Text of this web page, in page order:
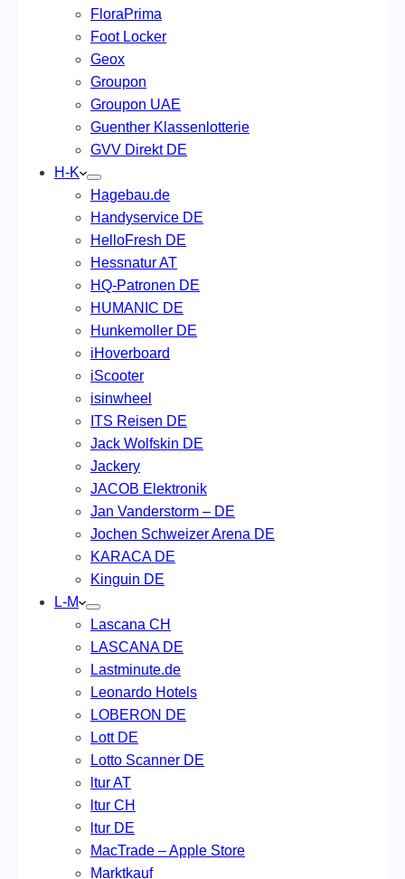
FloraPrima
Foot Locker
Geox
Groupon
Groupon UAE
Guenther Klassenlotterie
GVV Direkt DE
H-K
Hagebau.de
Handyservice DE
HelloFresh DE
Hessnatur AT
HQ-Patronen DE
HUMANIC DE
Hunkemoller DE
iHoverboard
iScooter
isinwheel
ITS Reisen DE
Jack Wolfskin DE
Jackery
JACOB Elektronik
Jan Vanderstorm – DE
Jochen Schweizer Arena DE
KARACA DE
Kinguin DE
L-M
Lascana CH
LASCANA DE
Lastminute.de
Leonardo Hotels
LOBERON DE
Lott DE
Lotto Scanner DE
ltur AT
ltur CH
ltur DE
MacTrade – Apple Store
Marktkauf